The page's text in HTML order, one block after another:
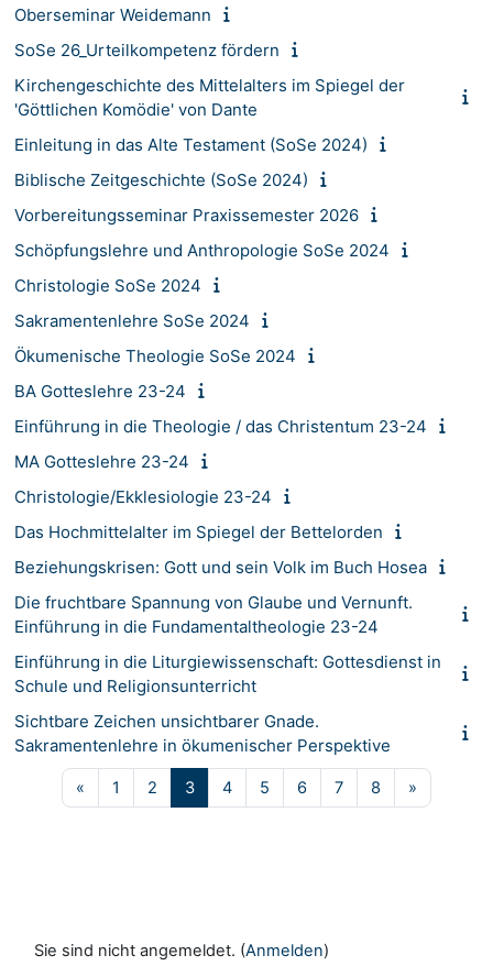
Oberseminar Weidemann
SoSe 26_Urteilkompetenz fördern
Kirchengeschichte des Mittelalters im Spiegel der
'Göttlichen Komödie' von Dante
Einleitung in das Alte Testament (SoSe 2024)
Biblische Zeitgeschichte (SoSe 2024)
Vorbereitungsseminar Praxissemester 2026
Schöpfungslehre und Anthropologie SoSe 2024
Christologie SoSe 2024
Sakramentenlehre SoSe 2024
Ökumenische Theologie SoSe 2024
BA Gotteslehre 23-24
Einführung in die Theologie / das Christentum 23-24
MA Gotteslehre 23-24
Christologie/Ekklesiologie 23-24
Das Hochmittelalter im Spiegel der Bettelorden
Beziehungskrisen: Gott und sein Volk im Buch Hosea
Die fruchtbare Spannung von Glaube und Vernunft.
Einführung in die Fundamentaltheologie 23-24
Einführung in die Liturgiewissenschaft: Gottesdienst in
Schule und Religionsunterricht
Sichtbare Zeichen unsichtbarer Gnade.
Sakramentenlehre in ökumenischer Perspektive
« Vorherige Seite
1 Seite 1
2 Seite 2
3Seite 3
4Seite 4
5 Seite 5
6Seite 6
7Seite 7
8 Seite 8
»
Sie sind nicht angemeldet. (Anmelden)